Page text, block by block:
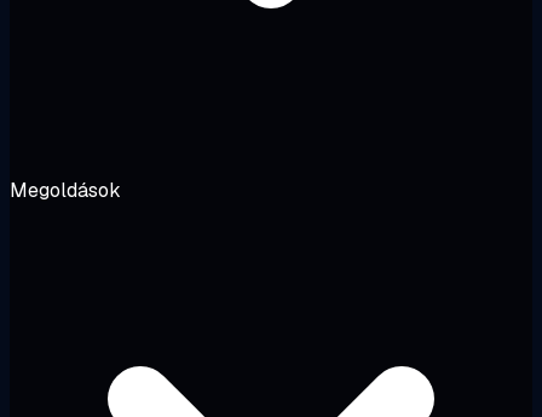
Megoldások